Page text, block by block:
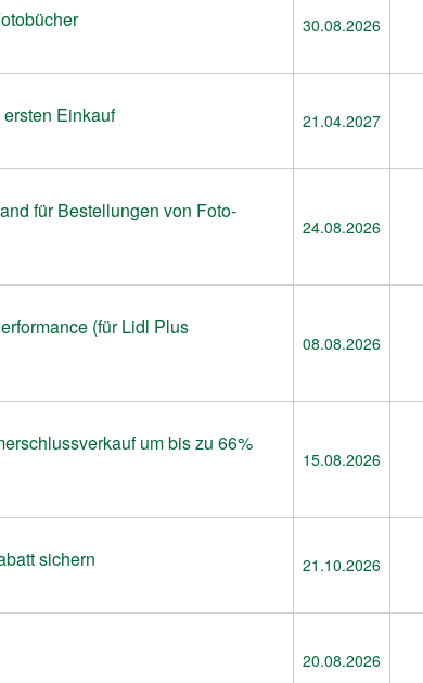
30.08.2026
Einkauf 21.04.2027
für Bestellungen von Foto-
24.08.2026
(für Lidl Plus
08.08.2026
um bis zu 66%
15.08.2026
sichern 21.10.2026
20.08.2026